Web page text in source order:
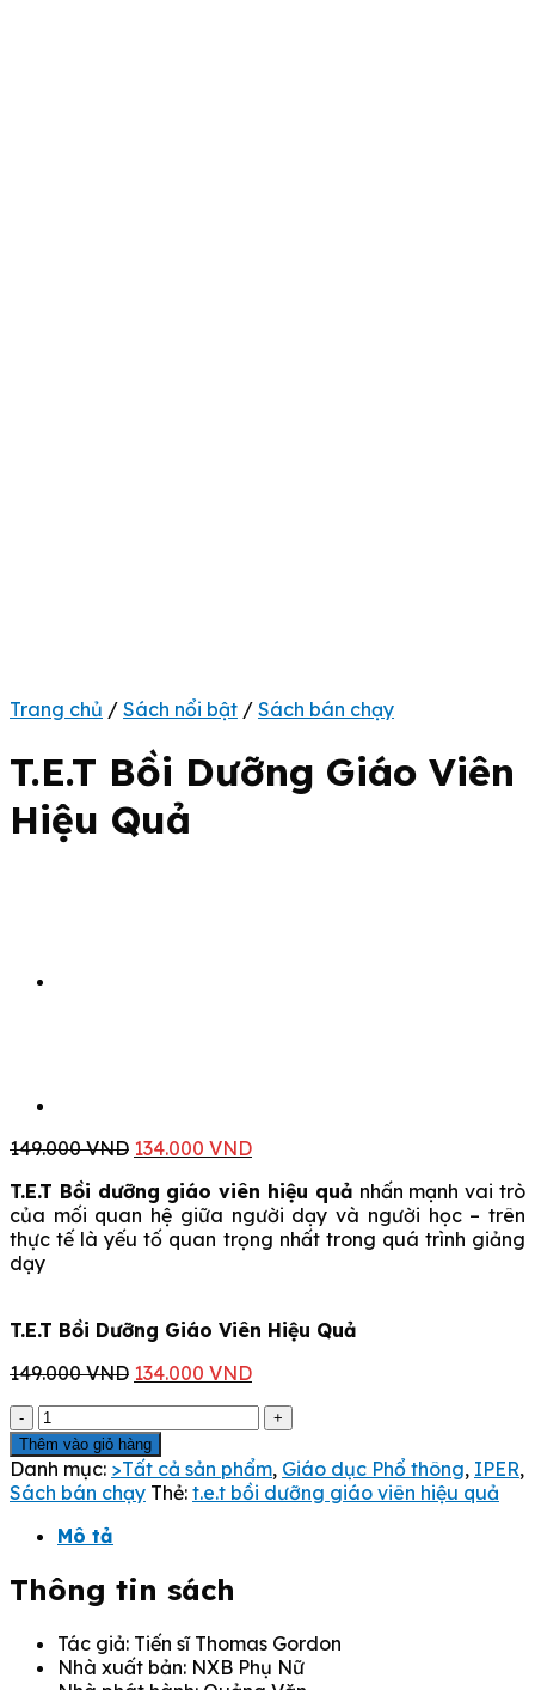
Trang chủ / Sách nổi bật / Sách bán chạy
T.E.T Bồi Dưỡng Giáo Viên
Hiệu Quả
149.000VND Giá
là:
149.000 VND.
134.000 VNDGiá
tại
là:
134.000 VND.
T.E.T Bồi dưỡng giáo viên hiệu quả nhấn mạnh vai trò
của mối quan hệ giữa người dạy và người học – trên
thực tế là yếu tố quan trọng nhất trong quá trình giảng
dạy
T.E.T Bồi Dưỡng Giáo Viên Hiệu Quả
149.000VND Giá
149.000 VND.
134.000 VNDGiá
tại
134.000 VND.
T.E.T
Bồi
Dưỡng
Giáo
Hiệu
số
lượng
Thêm vào giỏ hàng
Danh mục: >Tất cả sản phẩm, Giáo dục Phổ thông, IPER,
Sách bán chạy Thẻ: t.e.t bồi dưỡng giáo viên hiệu quả
Mô tả
Thông tin sách
Tác giả: Tiến sĩ Thomas Gordon
Nhà xuất bản: NXB Phụ Nữ